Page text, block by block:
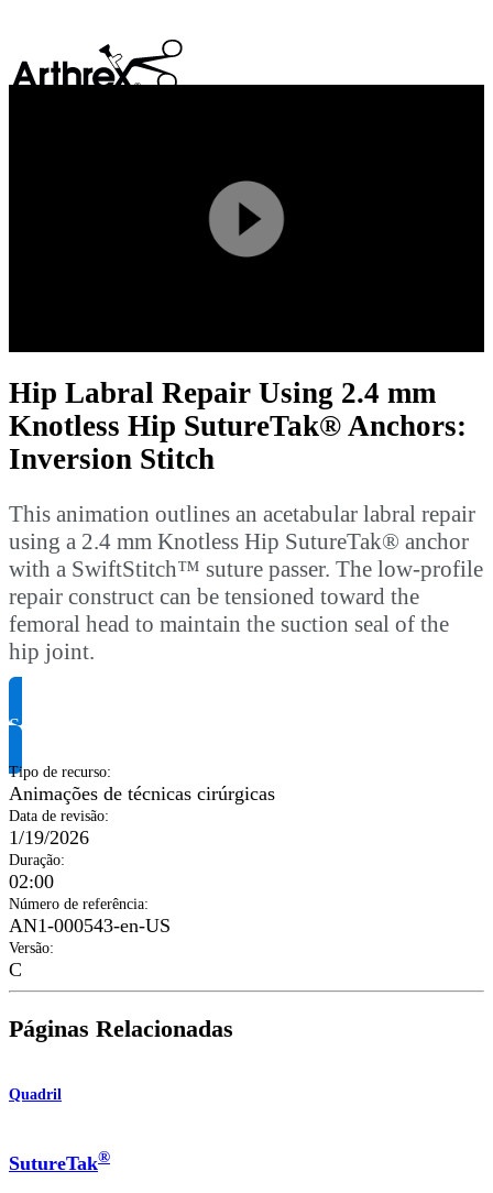
Play
Video
Hip Labral Repair Using 2.4 mm
Knotless Hip SutureTak® Anchors:
Inversion Stitch
This animation outlines an acetabular labral repair
using a 2.4 mm Knotless Hip SutureTak® anchor
with a SwiftStitch™ suture passer. The low-profile
repair construct can be tensioned toward the
femoral head to maintain the suction seal of the
hip joint.
Solicite informação do produto
Tipo de recurso:
Animações de técnicas cirúrgicas
Data de revisão:
1/19/2026
Duração:
02:00
Número de referência:
AN1-000543-en-US
Versão:
C
Páginas Relacionadas
Quadril
SutureTak®